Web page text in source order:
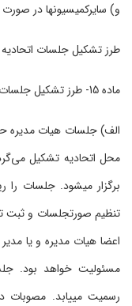
و) سایرکمیسیون‏ها در
طرز تشکیل جلسات اتحادیه
ماده 15- طرز تشکیل جلسات هیات مدیره:
الف) جلسات هیات‌ مدیره
محل اتحادیه تشکیل
برگزار می‏شود. جلسات را
تنظیم صورتجلسات و ثبت
اعضا هیات‌ مدیره و یا
مسئولیت خواهد بود.
رسمیت می‏یابد. مصوبات